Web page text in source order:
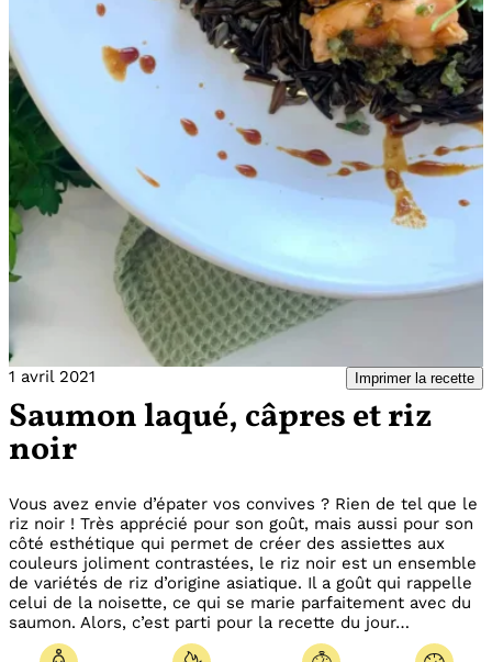
1 avril 2021 Imprimer la recette
Saumon laqué, câpres et riz
noir
Vous avez envie d’épater vos convives ? Rien de tel que le
riz noir ! Très apprécié pour son goût, mais aussi pour son
côté esthétique qui permet de créer des assiettes aux
couleurs joliment contrastées, le riz noir est un ensemble
de variétés de riz d’origine asiatique. Il a goût qui rappelle
celui de la noisette, ce qui se marie parfaitement avec du
saumon. Alors, c’est parti pour la recette du jour…